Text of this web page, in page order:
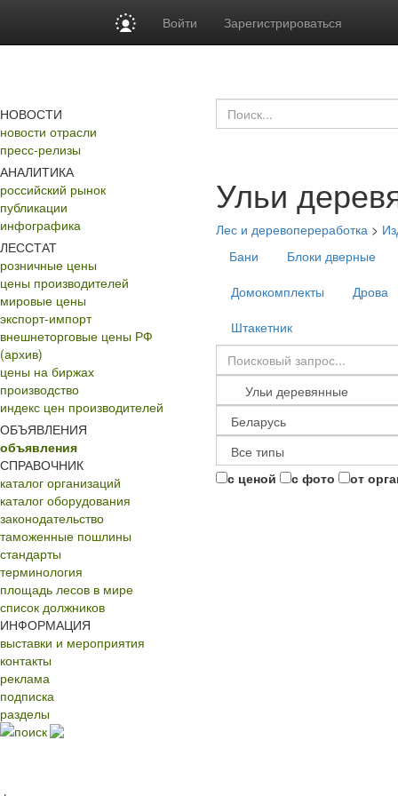
Войти Зарегистрироваться
НОВОСТИ
новости отрасли
пресс-релизы
АНАЛИТИКА
российский рынок
публикации
инфографика
ЛЕССТАТ
розничные цены
цены производителей
мировые цены
экспорт-импорт
внешнеторговые цены РФ
(архив)
цены на биржах
производство
индекс цен производителей
ОБЪЯВЛЕНИЯ
объявления
СПРАВОЧНИК
каталог организаций
каталог оборудования
законодательство
таможенные пошлины
стандарты
терминология
площадь лесов в мире
список должников
ИНФОРМАЦИЯ
выставки и мероприятия
контакты
реклама
подписка
разделы
поиск
Ульи
Лес и деревопереработка >
Бани
Блоки дверные
Домокомплекты
Дрова
Штакетник
с ценой с фото от